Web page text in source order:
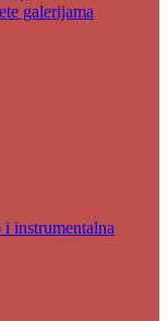
galerijama
instrumentalna